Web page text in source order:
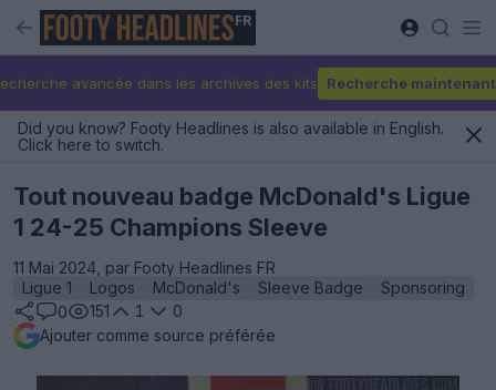
FR
avancée dans les archives des kits Recherche maintenant
Did you know? Footy Headlines is also available in English.
Click here to switch.
Tout nouveau badge McDonald's Ligue
1 24-25 Champions Sleeve
11 Mai 2024, par Footy Headlines FR
Ligue 1
Logos McDonald's Sleeve Badge
Sponsoring
0
151 1
0
Ajouter comme source préférée